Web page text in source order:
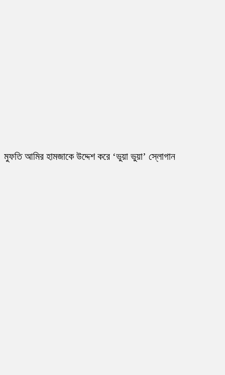
মুফতি আমির হামজাকে উদ্দেশ করে ‘ভুয়া ভুয়া’ স্লোগান